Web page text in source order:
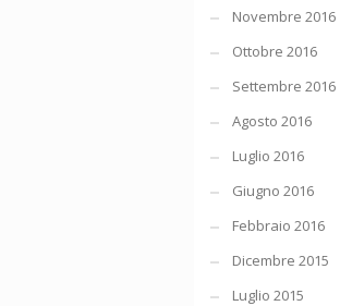
Novembre 2016
Ottobre 2016
Settembre 2016
Agosto 2016
Luglio 2016
Giugno 2016
Febbraio 2016
Dicembre 2015
Luglio 2015